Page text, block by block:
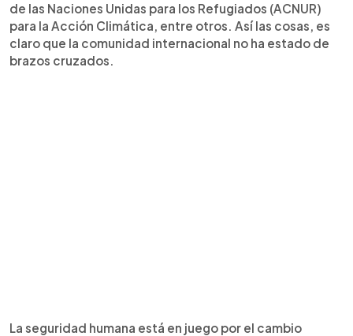
de las Naciones Unidas para los Refugiados (ACNUR)
para la Acción Climática, entre otros. Así las cosas, es
claro que la comunidad internacional no ha estado de
brazos cruzados.
La seguridad humana está en juego por el cambio